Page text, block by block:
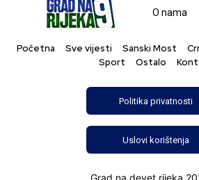
O nama
Početna Sve vijesti Sanski Most
Sport
Ostalo
Politika privatnosti
Uslovi korištenja
Grad na devet rijeka